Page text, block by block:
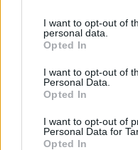
not limited to your visit
grant or deny consent to
use your data for below
consent section.
I want to opt-out of
personal data.
Opted In
I want to opt-out of
Personal Data.
Opted In
I want to opt-out of
Personal Data for
Opted In
Εκτός από τον
Skipper’s αποκτά
εισάγοντας νόστιμα
ζουμερό μπέρκγερ με
αγαπημένη μπάρα